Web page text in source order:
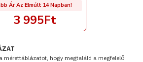
mérettáblázatot, hogy megtaláld a megfelelő
3 995Ft
Ár Az Elmúlt 14 Napban!